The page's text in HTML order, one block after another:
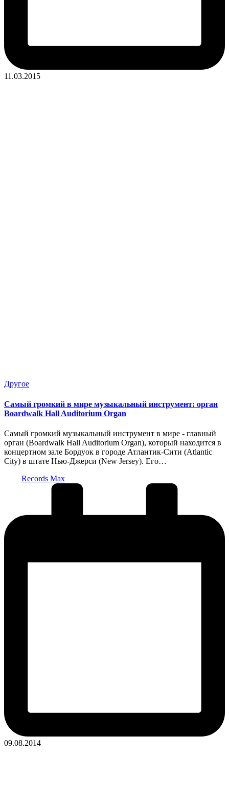
11.03.2015
Опубликовано
Другое
Самый громкий в мире музыкальный инструмент: орган
Boardwalk Hall Auditorium Organ
Самый громкий музыкальный инструмент в мире - главный
орган (Boardwalk Hall Auditorium Organ), который находится в
концертном зале Бордуок в городе Атлантик-Сити (Atlantic
City) в штате Нью-Джерси (New Jersey). Его…
Records Max
09.08.2014